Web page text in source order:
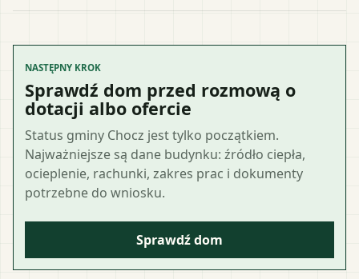
NASTĘPNY KROK
Sprawdź dom przed rozmową o
dotacji albo ofercie
Status gminy Chocz jest tylko początkiem.
Najważniejsze są dane budynku: źródło ciepła,
ocieplenie, rachunki, zakres prac i dokumenty
potrzebne do wniosku.
Sprawdź dom